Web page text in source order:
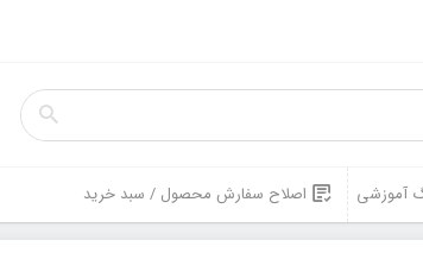
آموزشی اصلاح سفارش محصول / سبد خرید